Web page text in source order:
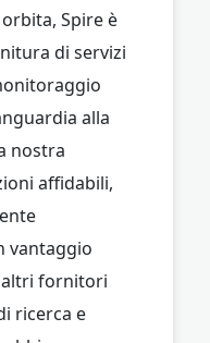
Spire è
di servizi
alla
nostra
affidabili,
vantaggio
fornitori
ricerca e